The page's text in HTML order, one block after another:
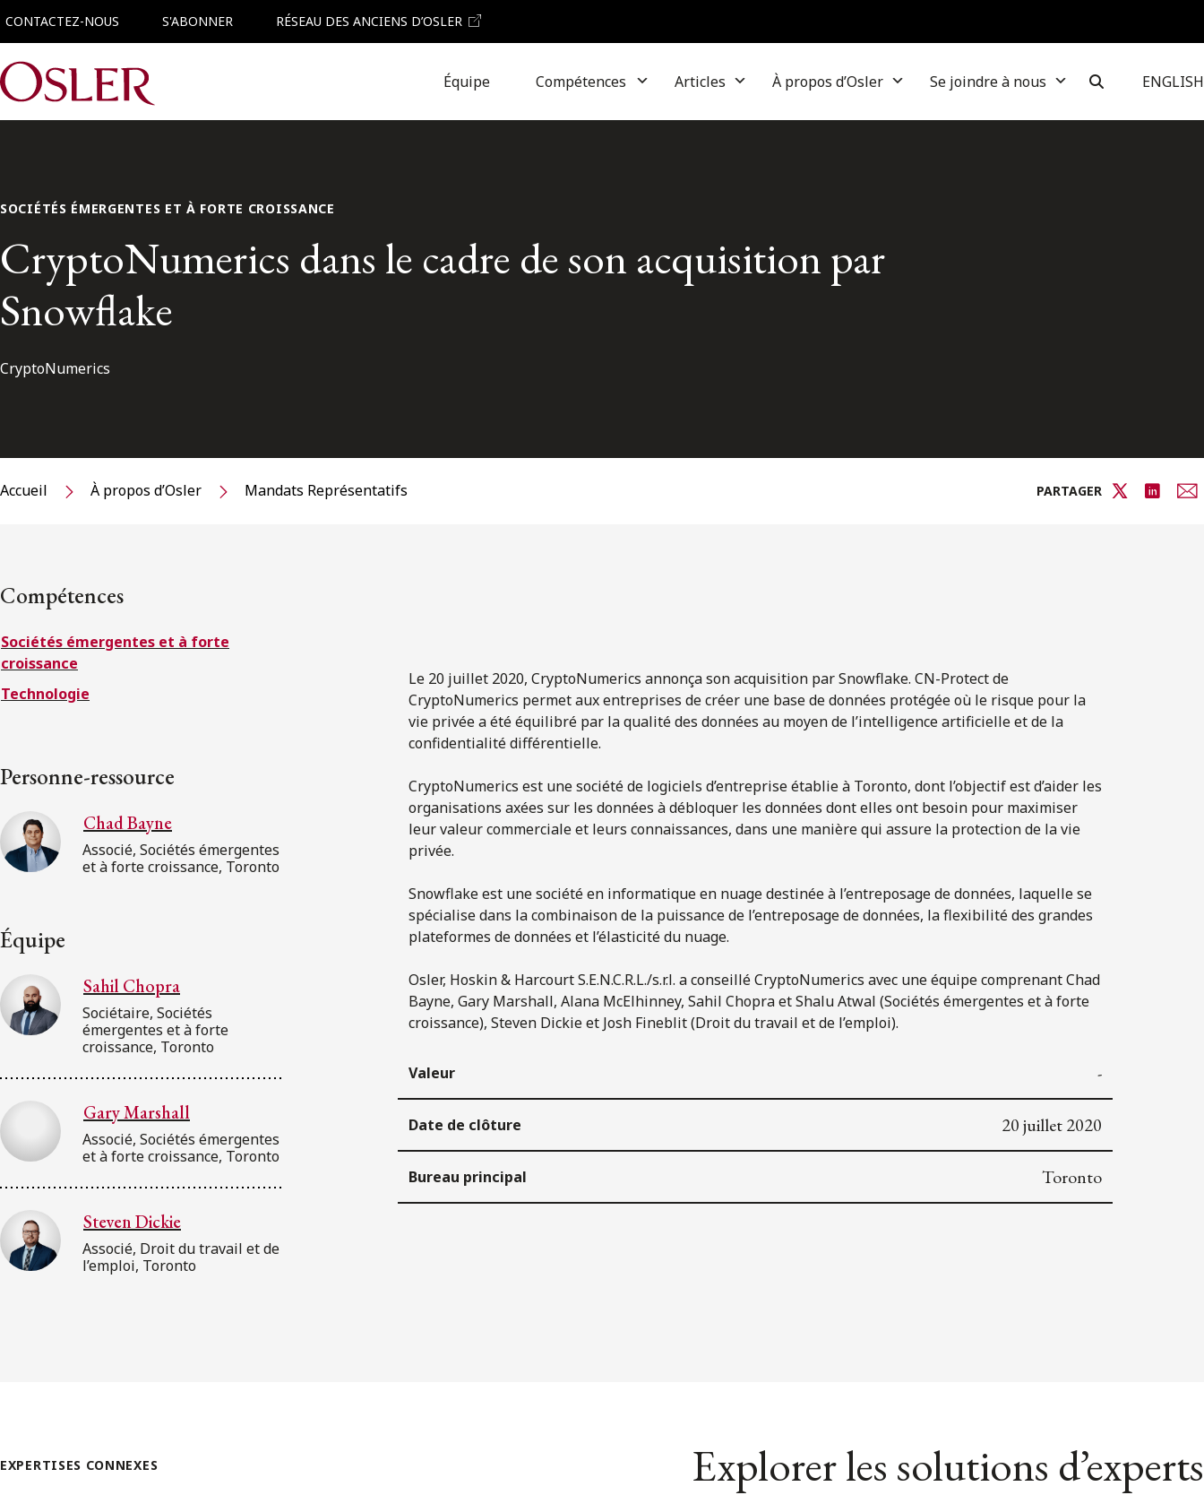
CONTACTEZ-NOUS S'ABONNER RÉSEAU DES ANCIENS D’OSLER
Main Navigation Équipe Compétences Articles À propos d’Osler Se joindre à nous ENGLISH
SOCIÉTÉS ÉMERGENTES ET À FORTE CROISSANCE
CryptoNumerics dans le cadre de son acquisition par
Snowflake
CryptoNumerics
Accueil À propos d’Osler Mandats Représentatifs PARTAGER
Compétences
Sociétés émergentes et à forte
croissance
Technologie
Personne-ressource
Chad Bayne
Associé, Sociétés émergentes
et à forte croissance, Toronto
Équipe
Sahil Chopra
Sociétaire, Sociétés
émergentes et à forte
croissance, Toronto
Gary Marshall
Associé, Sociétés émergentes
et à forte croissance, Toronto
Steven Dickie
Associé, Droit du travail et de
l’emploi, Toronto
Le 20 juillet 2020, CryptoNumerics annonça son acquisition par Snowflake. CN-Protect de
CryptoNumerics permet aux entreprises de créer une base de données protégée où le risque pour la
vie privée a été équilibré par la qualité des données au moyen de l’intelligence artificielle et de la
confidentialité différentielle.
CryptoNumerics est une société de logiciels d’entreprise établie à Toronto, dont l’objectif est d’aider les
organisations axées sur les données à débloquer les données dont elles ont besoin pour maximiser
leur valeur commerciale et leurs connaissances, dans une manière qui assure la protection de la vie
privée.
Snowflake est une société en informatique en nuage destinée à l’entreposage de données, laquelle se
spécialise dans la combinaison de la puissance de l’entreposage de données, la flexibilité des grandes
plateformes de données et l’élasticité du nuage.
Osler, Hoskin & Harcourt S.E.N.C.R.L./s.r.l. a conseillé CryptoNumerics avec une équipe comprenant Chad
Bayne, Gary Marshall, Alana McElhinney, Sahil Chopra et Shalu Atwal (Sociétés émergentes et à forte
croissance), Steven Dickie et Josh Fineblit (Droit du travail et de l’emploi).
Valeur -
Date de clôture 20 juillet 2020
Bureau principal Toronto
EXPERTISES CONNEXES Explorer les solutions d’experts